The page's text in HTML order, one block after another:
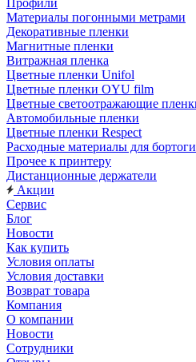
Материалы погонными метрами
Декоративные пленки
Магнитные пленки
Витражная пленка
Цветные пленки Unifol
Цветные пленки OYU film
Цветные светоотражающие
Автомобильные пленки
Цветные пленки Respect
Расходные материалы для
Прочее к принтеру
Дистанционные держатели
Акции
Сервис
Блог
Новости
Как купить
Условия оплаты
Условия доставки
Возврат товара
Компания
О компании
Новости
Сотрудники